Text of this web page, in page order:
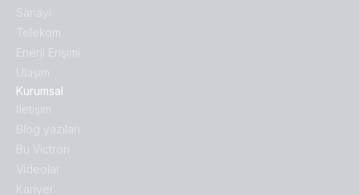
Sanayi
Telekom
Enerji Erişimi
Ulaşım
Kurumsal
İletişim
Blog yazıları
Bu Victron
Videolar
Kariyer